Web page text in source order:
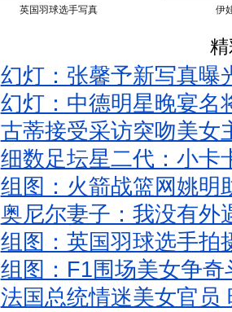
英国羽球选手写真 伊
幻灯：张馨予新写真曝
幻灯：中德明星晚宴名
古蒂接受采访突吻美女
细数足坛星二代：小卡
组图：火箭战篮网姚明
奥尼尔妻子：我没有外
组图：英国羽球选手拍
组图：F1围场美女争
法国总统情迷美女官员